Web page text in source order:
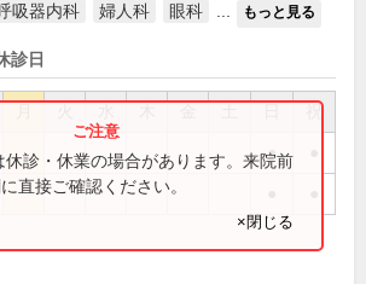
吸器内科 婦人科 眼科 もっと見る
診日
祝
●
休診・休業の場合があります。来院前
直接ご確認ください。
×閉じる